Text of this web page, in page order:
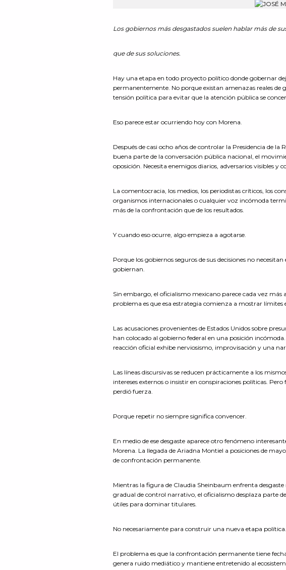
Los gobiernos más desgastados suelen hablar más de
que de sus soluciones.
Hay una etapa en todo proyecto político donde gobernar
permanentemente. No porque existan amenazas reales
tensión política para evitar que la atención pública se
Eso parece estar ocurriendo hoy con Morena.
Después de casi ocho años de controlar la Presidencia de
buena parte de la conversación pública nacional, el
oposición. Necesita enemigos diarios, adversarios visibles
La comentocracia, los medios, los periodistas críticos, los
organismos internacionales o cualquier voz incómoda
más de la confrontación que de los resultados.
Y cuando eso ocurre, algo empieza a agotarse.
Porque los gobiernos seguros de sus decisiones no
gobiernan.
Sin embargo, el oficialismo mexicano parece cada vez más
problema es que esa estrategia comienza a mostrar límites
Las acusaciones provenientes de Estados Unidos sobre
han colocado al gobierno federal en una posición
reacción oficial exhibe nerviosismo, improvisación y una
Las líneas discursivas se reducen prácticamente a los
intereses externos o insistir en conspiraciones políticas.
perdió fuerza.
Porque repetir no siempre significa convencer.
En medio de ese desgaste aparece otro fenómeno
Morena. La llegada de Ariadna Montiel a posiciones de
de confrontación permanente.
Mientras la figura de Claudia Sheinbaum enfrenta
gradual de control narrativo, el oficialismo desplaza parte
útiles para dominar titulares.
No necesariamente para construir una nueva etapa
El problema es que la confrontación permanente tiene
genera ruido mediático y mantiene entretenido al